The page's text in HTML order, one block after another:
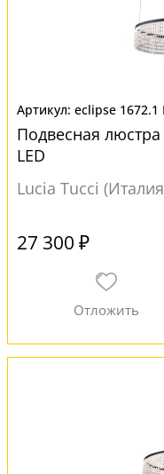
eclipse 1672.1
Подвесная
LED
Lucia Tucci
27 300 ₽